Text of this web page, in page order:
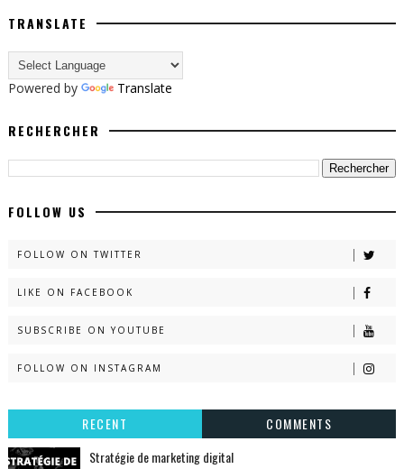
TRANSLATE
Powered by Translate
RECHERCHER
FOLLOW US
FOLLOW ON TWITTER
LIKE ON FACEBOOK
SUBSCRIBE ON YOUTUBE
FOLLOW ON INSTAGRAM
RECENT
COMMENTS
Stratégie de marketing digital